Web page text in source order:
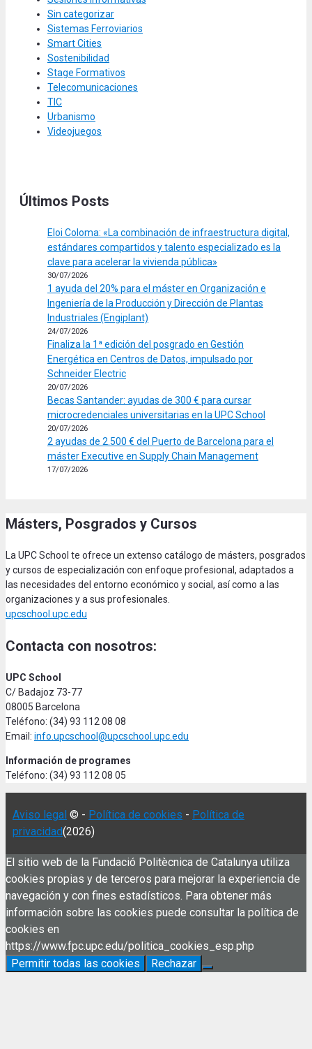
Sin categorizar
Sistemas Ferroviarios
Smart Cities
Sostenibilidad
Stage Formativos
Telecomunicaciones
TIC
Urbanismo
Videojuegos
Últimos Posts
Eloi Coloma: «La combinación de infraestructura digital,
estándares compartidos y talento especializado es la
clave para acelerar la vivienda pública»
30/07/2026
1 ayuda del 20% para el máster en Organización e
Ingeniería de la Producción y Dirección de Plantas
Industriales (Engiplant)
24/07/2026
Finaliza la 1ª edición del posgrado en Gestión
Energética en Centros de Datos, impulsado por
Schneider Electric
20/07/2026
Becas Santander: ayudas de 300 € para cursar
microcredenciales universitarias en la UPC School
20/07/2026
2 ayudas de 2.500 € del Puerto de Barcelona para el
máster Executive en Supply Chain Management
17/07/2026
Másters, Posgrados y Cursos
La UPC School te ofrece un extenso catálogo de másters, posgrados
y cursos de especialización con enfoque profesional, adaptados a
las necesidades del entorno económico y social, así como a las
organizaciones y a sus profesionales.
upcschool.upc.edu
Contacta con nosotros:
UPC School
C/ Badajoz 73-77
08005 Barcelona
Teléfono: (34) 93 112 08 08
Email: info.upcschool@upcschool.upc.edu
Información de programes
Teléfono: (34) 93 112 08 05
Aviso legal © - Política de cookies - Política de
privacidad(2026)
El sitio web de la Fundació Politècnica de Catalunya utiliza
cookies propias y de terceros para mejorar la experiencia de
navegación y con fines estadísticos. Para obtener más
información sobre las cookies puede consultar la política de
cookies en
https://www.fpc.upc.edu/politica_cookies_esp.php
Permitir todas las cookies
Rechazar